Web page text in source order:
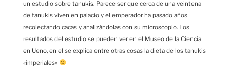
un estudio sobre tanukis. Parece ser que cerca de una veintena
de tanukis viven en palacio y el emperador ha pasado años
recolectando cacas y analizándolas con su microscopio. Los
resultados del estudio se pueden ver en el Museo de la Ciencia
en Ueno, en el se explica entre otras cosas la dieta de los tanukis
«imperiales»